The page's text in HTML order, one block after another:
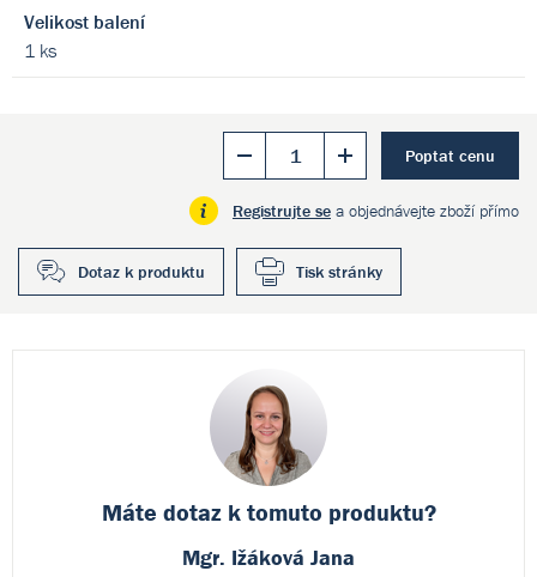
Velikost balení
1 ks
Poptat cenu
Registrujte se a objednávejte zboží přímo
Dotaz k produktu Tisk stránky
Máte dotaz k tomuto produktu?
Mgr. Ižáková Jana